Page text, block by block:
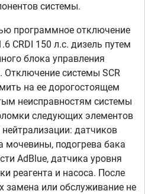
системы.
программное отключение
CRDI 150 л.с. дизель путем
блока управления
Отключение системы SCR
на ее дорогостоящем
неисправностям системы
следующих элементов
датчиков
мочевины, подогрева бака
AdBlue, датчика уровня
реагента и насоса. После
замена или обслуживание не